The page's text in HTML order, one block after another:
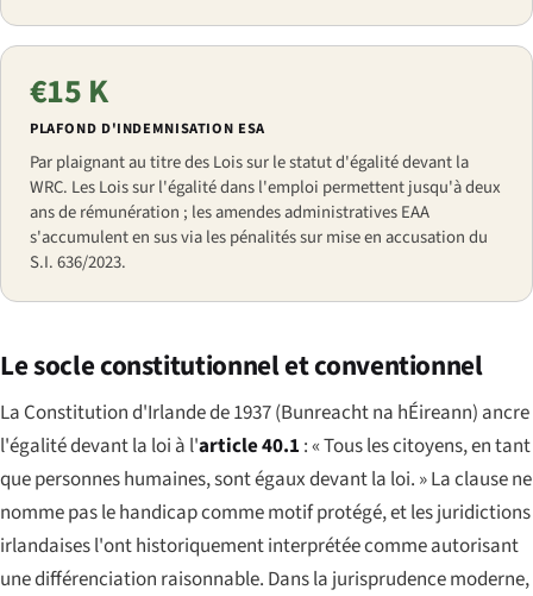
€15 K
PLAFOND D'INDEMNISATION ESA
Par plaignant au titre des Lois sur le statut d'égalité devant la
WRC. Les Lois sur l'égalité dans l'emploi permettent jusqu'à deux
ans de rémunération ; les amendes administratives EAA
s'accumulent en sus via les pénalités sur mise en accusation du
S.I. 636/2023.
Le socle constitutionnel et conventionnel
La Constitution d'Irlande de 1937 (Bunreacht na hÉireann) ancre
l'égalité devant la loi à l'article 40.1 : « Tous les citoyens, en tant
que personnes humaines, sont égaux devant la loi. » La clause ne
nomme pas le handicap comme motif protégé, et les juridictions
irlandaises l'ont historiquement interprétée comme autorisant
une différenciation raisonnable. Dans la jurisprudence moderne,